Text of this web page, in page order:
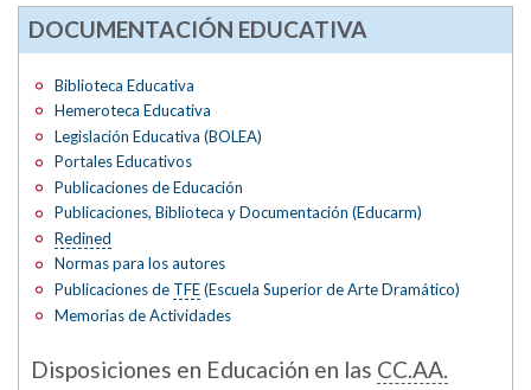
DOCUMENTACIÓN EDUCATIVA
Biblioteca Educativa
Hemeroteca Educativa
Legislación Educativa (BOLEA)
Portales Educativos
Publicaciones de Educación
Publicaciones, Biblioteca y Documentación (Educarm)
Redined
Normas para los autores
Publicaciones de TFE(Escuela Superior de Arte Dramático)
Memorias de Actividades
Disposiciones en Educación en las CC.AA.